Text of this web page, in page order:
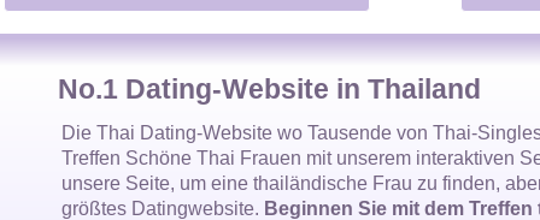
Tour
Kontakt
No.1 Dating-Website in Thailand
Die Thai Dating-Website wo Tausende von Thai-
Treffen Schöne Thai Frauen mit unserem interaktiven
unsere Seite, um eine thailändische Frau zu finden,
größtes Datingwebsite. Beginnen Sie mit dem